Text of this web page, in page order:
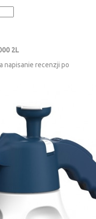
2L
napisanie recenzji po